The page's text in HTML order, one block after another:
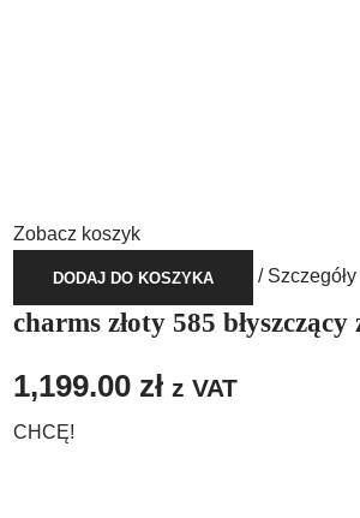
Zobacz koszyk
DODAJ DO KOSZYKA /Szczegóły
charms złoty 585
1,199.00 zł z VAT
CHCĘ!